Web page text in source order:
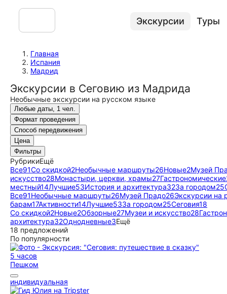
Экскурсии Туры
Главная
Испания
Мадрид
Экскурсии в Сеговию из Мадрида
Необычные экскурсии на русском языке
Любые даты, 1 чел.
Формат проведения
Способ передвижения
Цена
Фильтры
РубрикиЕщё
Все91Со скидкой2Необычные маршруты26Новые2Музей
искусство28Монастыри, церкви, храмы27Гастрономические
местный14Лучшие53История и архитектура32За городом25
Все91Необычные маршруты26Музей Прадо26Экскурсии на
барам17Активности14Лучшие53За городом25Сеговия18
Со скидкой2Новые2Обзорные27Музеи и искусство28
архитектура32Однодневные3Ещё
18 предложений
По популярности
5 часов
Пешком
индивидуальная